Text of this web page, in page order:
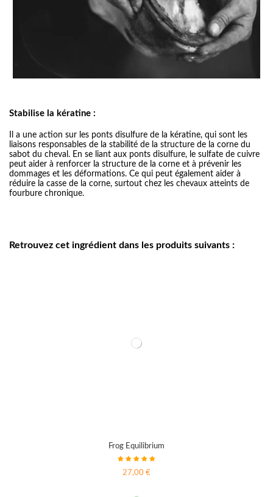
Stabilise la kératine :
Il a une action sur les ponts disulfure de la kératine, qui sont les
liaisons responsables de la stabilité de la structure de la corne du
sabot du cheval. En se liant aux ponts disulfure, le sulfate de cuivre
peut aider à renforcer la structure de la corne et à prévenir les
dommages et les déformations. Ce qui peut également aider à
réduire la casse de la corne, surtout chez les chevaux atteints de
fourbure chronique.
Retrouvez cet ingrédient dans les produits suivants :
Frog Equilibrium
27,00 €